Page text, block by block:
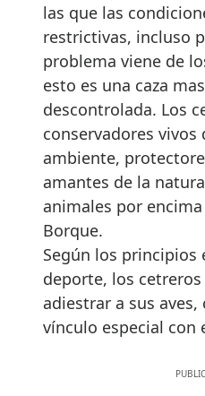
las que las
restrictivas, incluso
problema viene de
esto es una caza
descontrolada. Los
conservadores vivos
ambiente,
amantes de la
animales por
Borque.
Según los principios
deporte, los
adiestrar a sus aves,
vínculo especial con